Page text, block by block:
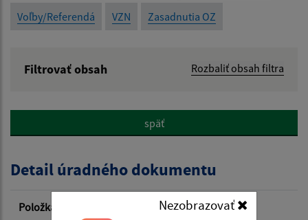
Nezobrazovať
Voľby/Referendá VZN Zasadnutia OZ
Filtrovať obsah Rozbaliť obsah filtra
Popis:
Dátum zverejnenia od:
späť
Detail úradného dokumentu
Položka